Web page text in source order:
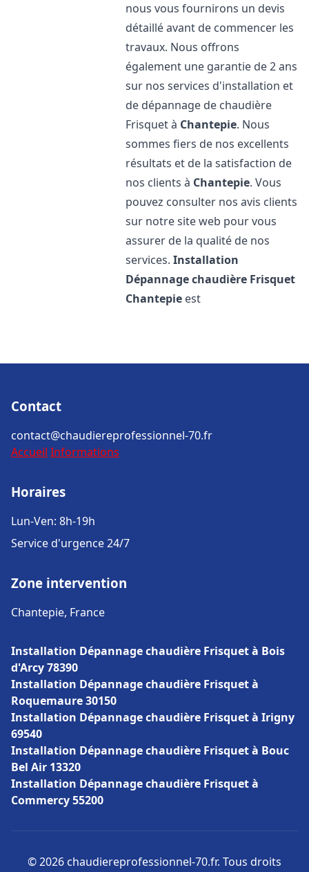
nous vous fournirons un devis
détaillé avant de commencer les
travaux. Nous offrons
également une garantie de 2 ans
sur nos services d'installation et
de dépannage de chaudière
Frisquet à Chantepie. Nous
sommes fiers de nos excellents
résultats et de la satisfaction de
nos clients à Chantepie. Vous
pouvez consulter nos avis clients
sur notre site web pour vous
assurer de la qualité de nos
services.Installation
Dépannage chaudière Frisquet
Chantepie est
Contact
contact@chaudiereprofessionnel-70.fr
Accueil Informations
Horaires
Lun-Ven: 8h-19h
Service d'urgence 24/7
Zone intervention
Chantepie, France
Installation Dépannage chaudière Frisquet à Bois
d'Arcy 78390
Installation Dépannage chaudière Frisquet à
Roquemaure 30150
Installation Dépannage chaudière Frisquet à Irigny
69540
Installation Dépannage chaudière Frisquet à Bouc
Bel Air 13320
Installation Dépannage chaudière Frisquet à
Commercy 55200
© 2026 chaudiereprofessionnel-70.fr. Tous droits